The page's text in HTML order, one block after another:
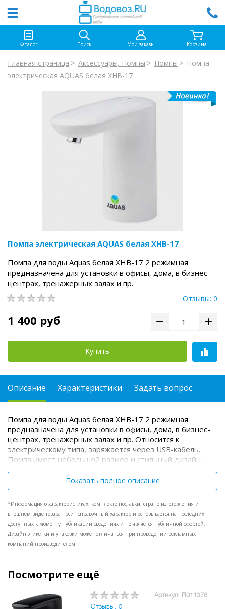
Каталог Поиск Мои заказы Корзина
Главная страница Аксессуары, Помпы Помпы
Помпа
электрическая AQUAS белая ХНВ-17
Помпа электрическая AQUAS белая ХНВ-17
Помпа для воды Aquas белая ХНВ-17 2 режимная
предназначена для установки в офисы, дома, в бизнес-
центрах, тренажерных залах и пр.
Отзывы: 0
1 400 руб
Купить
Описание Характеристики Задать вопрос
Помпа для воды Aquas белая ХНВ-17 2 режимная
предназначена для установки в офисы, дома, в бизнес-
центрах, тренажерных залах и пр. Относится к
электрическому типа, заряжается через USB-кабель.
Помпа имеет небольшой размер и стильный дизайн.
Показать полное описание
*Информация о характеристиках, комплекте поставки, стране изготовления и
внешнем виде товара носит справочный характер и основывается на последних
доступных к моменту публикации сведениях и не является публичной офертой.
Дизайн этикетки и упаковки может отличаться при проведении рекламных
компаний производителем.
Посмотрите ещё
Артикул: R011378
Отзывы: 0